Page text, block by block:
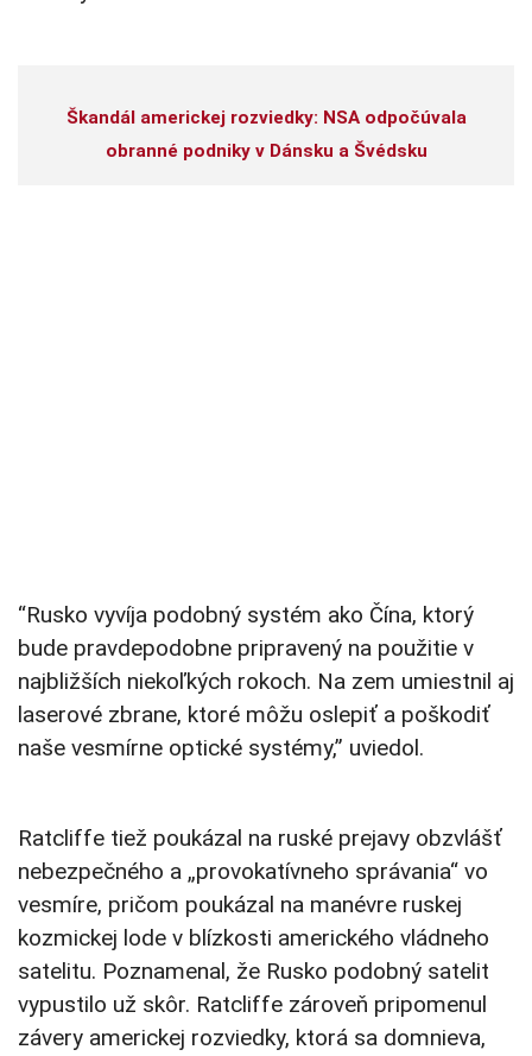
Škandál americkej rozviedky: NSA odpočúvala
obranné podniky v Dánsku a Švédsku
“Rusko vyvíja podobný systém ako Čína, ktorý
bude pravdepodobne pripravený na použitie v
najbližších niekoľkých rokoch. Na zem umiestnil aj
laserové zbrane, ktoré môžu oslepiť a poškodiť
naše vesmírne optické systémy,” uviedol.
Ratcliffe tiež poukázal na ruské prejavy obzvlášť
nebezpečného a „provokatívneho správania“ vo
vesmíre, pričom poukázal na manévre ruskej
kozmickej lode v blízkosti amerického vládneho
satelitu. Poznamenal, že Rusko podobný satelit
vypustilo už skôr. Ratcliffe zároveň pripomenul
závery americkej rozviedky, ktorá sa domnieva,